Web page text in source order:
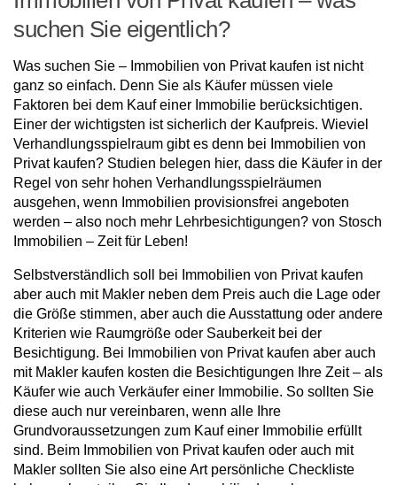
suchen Sie eigentlich?
Was suchen Sie – Immobilien von Privat kaufen ist nicht
ganz so einfach. Denn Sie als Käufer müssen viele
Faktoren bei dem Kauf einer Immobilie berücksichtigen.
Einer der wichtigsten ist sicherlich der Kaufpreis. Wieviel
Verhandlungsspielraum gibt es denn bei Immobilien von
Privat kaufen? Studien belegen hier, dass die Käufer in der
Regel von sehr hohen Verhandlungsspielräumen
ausgehen, wenn Immobilien provisionsfrei angeboten
werden – also noch mehr Lehrbesichtigungen? von Stosch
Immobilien – Zeit für Leben!
Selbstverständlich soll bei Immobilien von Privat kaufen
aber auch mit Makler neben dem Preis auch die Lage oder
die Größe stimmen, aber auch die Ausstattung oder andere
Kriterien wie Raumgröße oder Sauberkeit bei der
Besichtigung. Bei Immobilien von Privat kaufen aber auch
mit Makler kaufen kosten die Besichtigungen Ihre Zeit – als
Käufer wie auch Verkäufer einer Immobilie. So sollten Sie
diese auch nur vereinbaren, wenn alle Ihre
Grundvoraussetzungen zum Kauf einer Immobilie erfüllt
sind. Beim Immobilien von Privat kaufen oder auch mit
Makler sollten Sie also eine Art persönliche Checkliste